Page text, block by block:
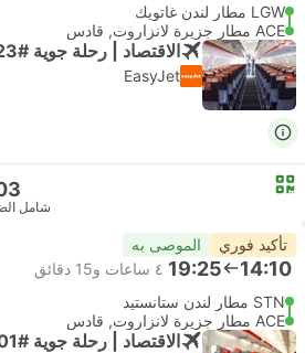
LGW مطار لندن غاتويك
ACE مطار جزيرة لانزاروت, قادس
الاقتصاد | رحلة جوية #U28123
EasyJet
شامل
تأكيد فوري الموصى به
14:10
19:25 ٤ ساعات و‫15 دقائق
STN مطار لندن ستانستيد
ACE مطار جزيرة لانزاروت, قادس
الاقتصاد | رحلة جوية #LS1401